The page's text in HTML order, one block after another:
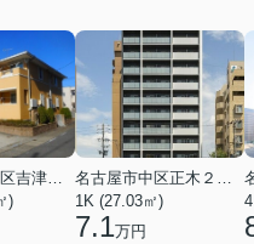
)
1K (27.03㎡)
7.1万円